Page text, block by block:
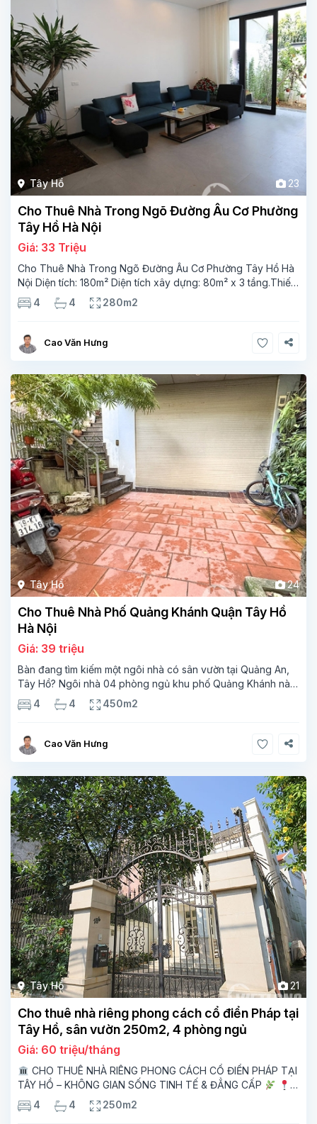
Tây Hồ 23
Cho Thuê Nhà Trong Ngõ Đường Âu Cơ Phường
Tây Hồ Hà Nội
Giá: 33 Triệu
Cho Thuê Nhà Trong Ngõ Đường Âu Cơ Phường Tây Hồ Hà
Nội Diện tích: 180m² Diện tích xây dựng: 80m² x 3 tầng.Thiết
kế: 4 phòng ngủ – 4 phòng tắm Tầng 1 phòng khách rộng,
phòng ăn, bếp, Tầng 2 có 2
4 4 280m2
Cao Văn Hưng
Tây Hồ 24
Cho Thuê Nhà Phố Quảng Khánh Quận Tây Hồ
Hà Nội
Giá: 39 triệu
Bàn đang tìm kiếm một ngôi nhà có sân vườn tại Quảng An,
Tây Hồ? Ngôi nhà 04 phòng ngủ khu phố Quảng Khánh này
sẽ là lựa chọn lý tưởng giành cho bạn Diện tích đất: 130m².
Diện tích xây dựng:
4 4 450m2
Cao Văn Hưng
Tây Hồ 21
Cho thuê nhà riêng phong cách cổ điển Pháp tại
Tây Hồ, sân vườn 250m2, 4 phòng ngủ
Giá: 60 triệu/tháng
CHO THUÊ NHÀ RIÊNG PHONG CÁCH CỔ ĐIỂN PHÁP TẠI
TÂY HỒ – KHÔNG GIAN SỐNG TINH TẾ & ĐẲNG CẤP
Vị trí: Tây Hồ – khu vực yên tĩnh, xanh mát, nhiều người nước
ngoài sinh sống,
4 4 250m2